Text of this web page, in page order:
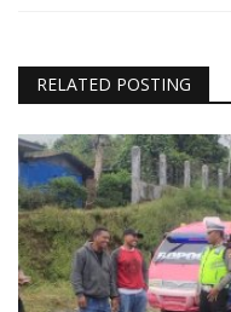
RELATED POSTING